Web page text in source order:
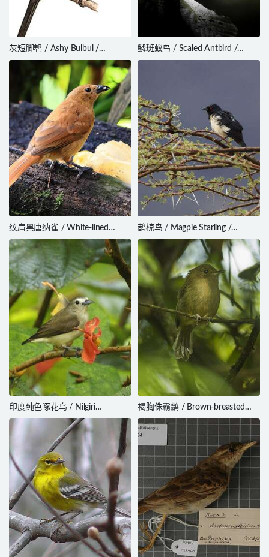
灰短脚鹎 / Ashy Bulbul /
Hemixos flavala
鳞斑蚁鸟 / Scaled Antbird /
Drymophila squamata
纹肩黑唐纳雀 / White-lined
Tanager / Tachyphonus rufus
鹊椋鸟 / Magpie Starling /
Speculipastor bicolor
印度纯色啄花鸟 / Nilgiri
Flowerpecker / Dicaeum concolor
褐胸侏霸鹟 / Brown-breasted
Bamboo Tyrant / Hemitriccus
obsoletus